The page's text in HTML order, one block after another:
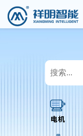
电机